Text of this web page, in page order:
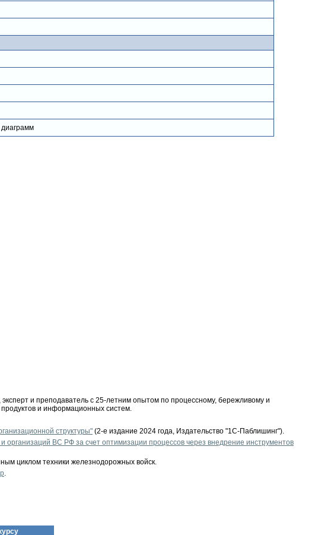
и преподаватель с 25-летним опытом по процессному, бережливому и
и информационных систем.
структуры" (2-е издание 2024 года, Издательство "1С-Паблишинг").
ВС РФ за счет оптимизации процессов через внедрение инструментов
циклом техники железнодорожных войск.
.